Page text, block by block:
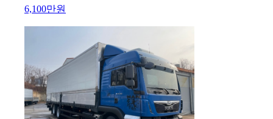
6,100만원